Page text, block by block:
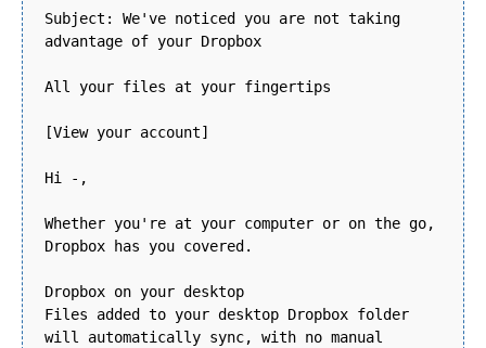
Subject: We've noticed you are not taking
advantage of your Dropbox
All your files at your fingertips
[View your account]
Hi -,
Whether you're at your computer or on the go,
Dropbox has you covered.
Dropbox on your desktop
Files added to your desktop Dropbox folder
will automatically sync, with no manual